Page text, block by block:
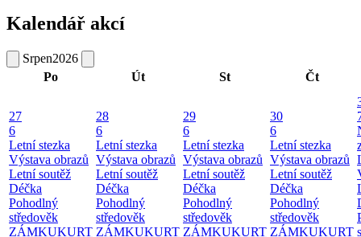
Kalendář akcí
Srpen2026
Po
Út St Čt
27
6
Letní stezka
Výstava obrazů
Letní soutěž
Déčka
Pohodlný
středověk
ZÁMKUKURT
28
6
Letní stezka
Výstava obrazů
Letní soutěž
Déčka
Pohodlný
středověk
ZÁMKUKURT
29
6
Letní stezka
Výstava obrazů
Letní soutěž
Déčka
Pohodlný
středověk
ZÁMKUKURT
30
6
Letní stezka
Výstava obrazů
Letní soutěž
Déčka
Pohodlný
středověk
ZÁMKUKURT